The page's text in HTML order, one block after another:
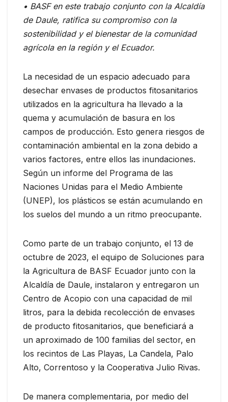
• BASF en este trabajo conjunto con la Alcaldía
de Daule, ratifica su compromiso con la
sostenibilidad y el bienestar de la comunidad
agrícola en la región y el Ecuador.
La necesidad de un espacio adecuado para
desechar envases de productos fitosanitarios
utilizados en la agricultura ha llevado a la
quema y acumulación de basura en los
campos de producción. Esto genera riesgos de
contaminación ambiental en la zona debido a
varios factores, entre ellos las inundaciones.
Según un informe del Programa de las
Naciones Unidas para el Medio Ambiente
(UNEP), los plásticos se están acumulando en
los suelos del mundo a un ritmo preocupante.
Como parte de un trabajo conjunto, el 13 de
octubre de 2023, el equipo de Soluciones para
la Agricultura de BASF Ecuador junto con la
Alcaldía de Daule, instalaron y entregaron un
Centro de Acopio con una capacidad de mil
litros, para la debida recolección de envases
de producto fitosanitarios, que beneficiará a
un aproximado de 100 familias del sector, en
los recintos de Las Playas, La Candela, Palo
Alto, Correntoso y la Cooperativa Julio Rivas.
De manera complementaria, por medio del